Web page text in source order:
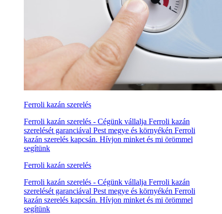
Ferroli kazán szerelés
Ferroli kazán szerelés - Cégünk vállalja Ferroli kazán
szerelését garanciával Pest megye és környékén Ferroli
kazán szerelés kapcsán. Hívjon minket és mi örömmel
segítünk
Ferroli kazán szerelés
Ferroli kazán szerelés - Cégünk vállalja Ferroli kazán
szerelését garanciával Pest megye és környékén Ferroli
kazán szerelés kapcsán. Hívjon minket és mi örömmel
segítünk